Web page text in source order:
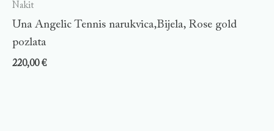
Nakit
Una Angelic Tennis narukvica,Bijela, Rose gold
pozlata
220,00€